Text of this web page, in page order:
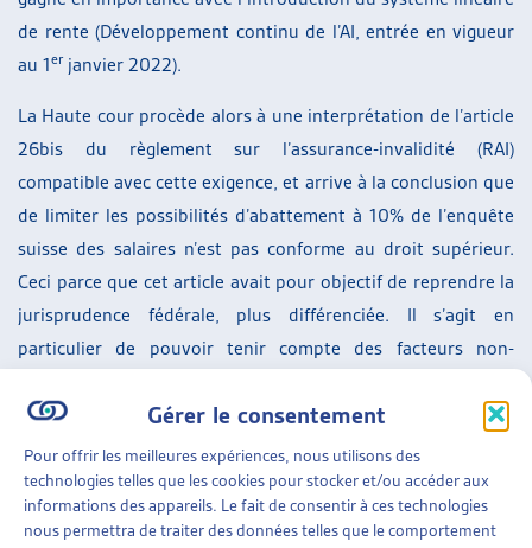
Gérer le consentement
Pour offrir les meilleures expériences, nous utilisons des
technologies telles que les cookies pour stocker et/ou accéder aux
informations des appareils. Le fait de consentir à ces technologies
nous permettra de traiter des données telles que le comportement
de rente (Développement continu de l’AI, entrée en vigueur
au 1erjanvier 2022).
La Haute cour procède alors à une interprétation de l’article
26bis du règlement sur l’assurance-invalidité (RAI)
compatible avec cette exigence, et arrive à la conclusion que
de limiter les possibilités d’abattement à 10% de l’enquête
suisse des salaires n’est pas conforme au droit supérieur.
Ceci parce que cet article avait pour objectif de reprendre la
jurisprudence fédérale, plus différenciée. Il s’agit en
particulier de pouvoir tenir compte des facteurs non-
comme il en existe en l’espèce.
L’Office fédéral des assurances sociales, qui avait recouru
contre un arrêt cantonal procédant à une telle évaluation, a
été débouté.